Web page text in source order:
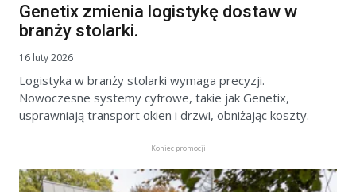
Genetix zmienia logistykę dostaw w
branży stolarki.
16 luty 2026
Logistyka w branży stolarki wymaga precyzji.
Nowoczesne systemy cyfrowe, takie jak Genetix,
usprawniają transport okien i drzwi, obniżając koszty.
Koniec promocji